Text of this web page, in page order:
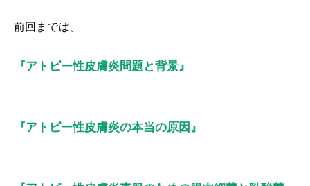
前回までは、
『アトピー性皮膚炎問題と背景』
『アトピー性皮膚炎の本当の原因』